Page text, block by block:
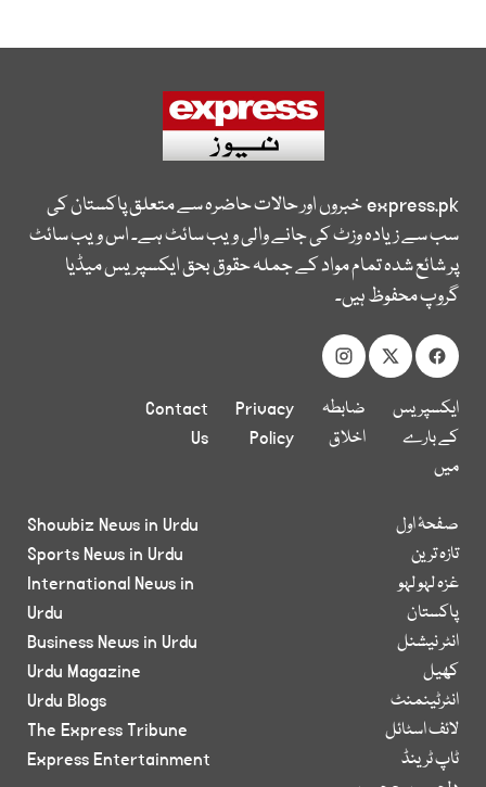
express.pkخبروں اور حالات حاضرہ سے متعلق پاکستان کی
سب سے زیادہ وزٹ کی جانے والی ویب سائٹ ہے۔ اس ویب سائٹ
پر شائع شدہ تمام مواد کے جملہ حقوق بحق ایکسپریس میڈیا
گروپ محفوظ ہیں۔
ایکسپریس
کے بارے
میں
ضابطہ
اخلاق
Privacy
Policy
Contact
Us
صفحۂ اول
تازہ ترین
غزہ لہو لہو
پاکستان
انٹر نیشنل
کھیل
انٹرٹینمنٹ
لائف اسٹائل
ٹاپ ٹرینڈ
Showbiz News in Urdu
Sports News in Urdu
International News in
Urdu
Business News in Urdu
Urdu Magazine
Urdu Blogs
The Express Tribune
Express Entertainment